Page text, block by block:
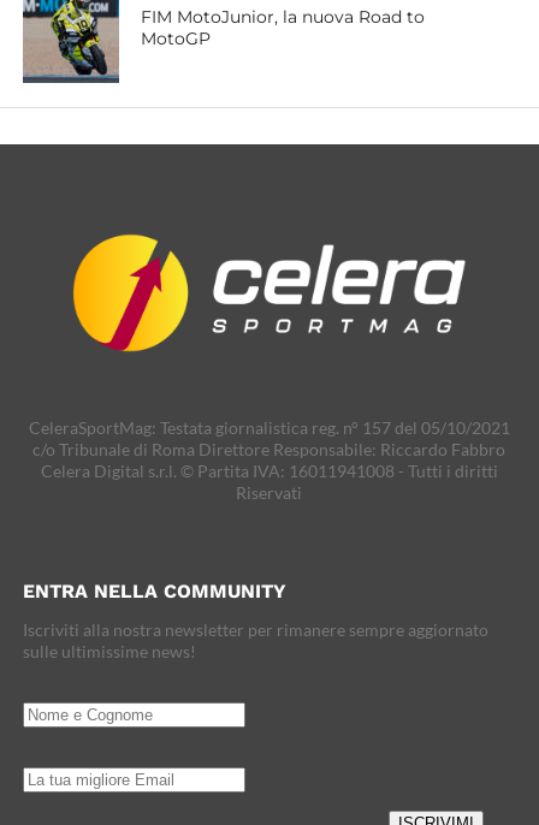
FIM MotoJunior, la nuova Road to
MotoGP
CeleraSportMag: Testata giornalistica reg. n° 157 del 05/10/2021
c/o Tribunale di Roma Direttore Responsabile: Riccardo Fabbro
Celera Digital s.r.l. © Partita IVA: 16011941008 - Tutti i diritti
Riservati
ENTRA NELLA COMMUNITY
Iscriviti alla nostra newsletter per rimanere sempre aggiornato
sulle ultimissime news!